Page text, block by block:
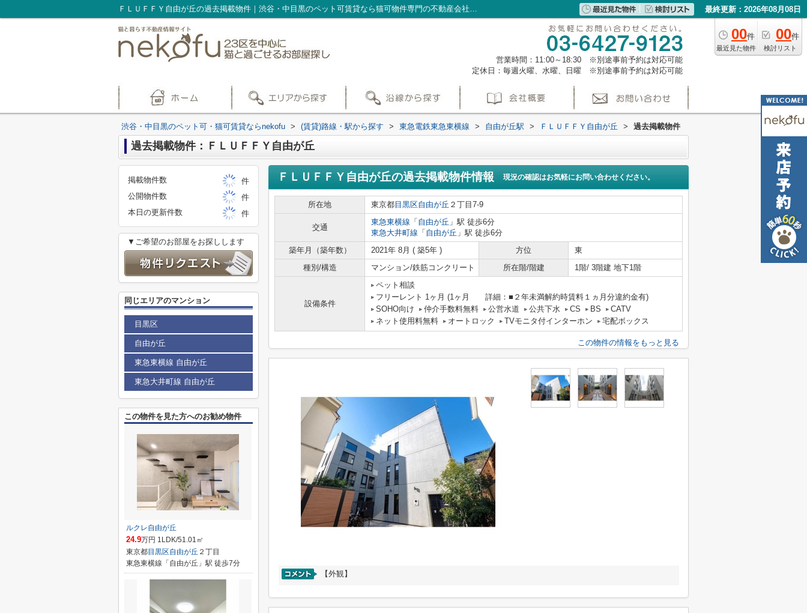
ＦＬＵＦＦＹ自由が丘の過去掲載物件｜渋谷・中目黒のペット可賃貸なら猫可物件専門の不動産会社nekofu 最終更新：2026年08月08日
00件
最近見た物件
00件
検討リスト
営業時間：11:00～18:30 ※別途事前予約は対応可能
定休日：毎週火曜、水曜、日曜 ※別途事前予約は対応可能
渋谷・中目黒のペット可・猫可賃貸ならnekofu > (賃貸)路線・駅から探す > 東急電鉄東急東横線 > 自由が丘駅 > ＦＬＵＦＦＹ自由が丘 > 過去掲載物件
過去掲載物件：ＦＬＵＦＦＹ自由が丘
ＦＬＵＦＦＹ自由が丘の過去掲載物件情報 現況の確認はお気軽にお問い合わせください。
所在地 東京都目黒区自由が丘 ２丁目7-9
交通
東急東横線 「 自由が丘 」駅 徒歩6分
東急大井町線 「 自由が丘 」駅 徒歩6分
築年月（築年数）
2021年 8月 ( 築5年 ) 方位
東
種別/構造
マンション/鉄筋コンクリート 所在階/階建 1階/ 3階建 地下1階
設備条件
ペット相談
フリーレント 1ヶ月 (1ヶ月 詳細：■２年未満解約時賃料１ヵ月分違約金有)
SOHO向け
仲介手数料無料 公営水道 公共下水 CS BS
CATV
ネット使用料無料
オートロック TVモニタ付インターホン 宅配ボックス
この物件の情報をもっと見る
【外観】
掲載物件数
件
公開物件数
件
本日の更新件数
件
▼ご希望のお部屋をお探しします
同じエリアのマンション
目黒区
自由が丘
東急東横線 自由が丘
東急大井町線 自由が丘
この物件を見た方へのお勧め物件
ルクレ自由が丘
24.9万円 1LDK/51.01㎡
東京都目黒区自由が丘 ２丁目
東急東横線「自由が丘」駅 徒歩7分